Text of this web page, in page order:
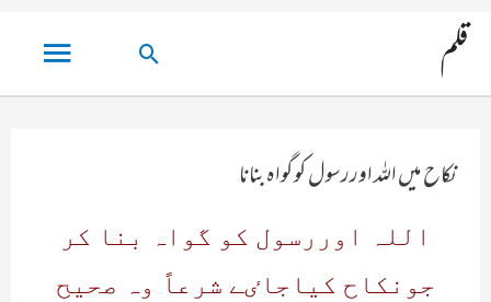
قلم
مین
مینو
تلاش
کریں۔
نکاح میں اللہ اوررسول کوگواہ بنانا
اللہ اوررسول کو گواہ بنا کر
جونکاح کیاجاٸے شرعاً وہ صحیح